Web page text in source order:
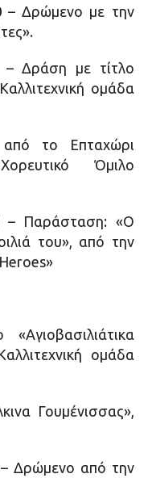
– Δρώμενο με την
Δράση με τίτλο
ομάδα
το Επταχώρι
Όμιλο
– Παράσταση: «Ο
του», από την
ομάδα
Γουμένισσας»,
– Δρώμενο από την